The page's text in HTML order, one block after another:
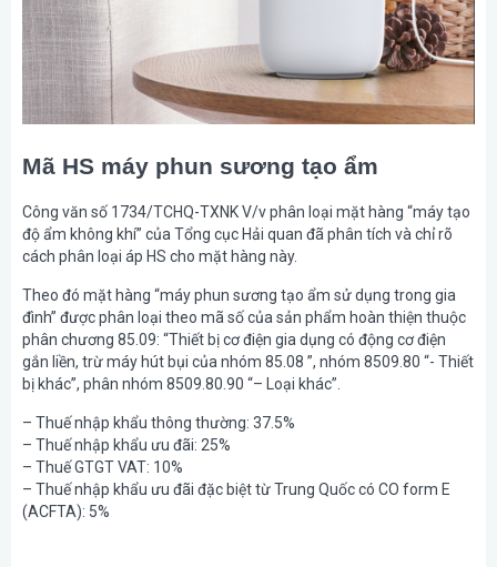
Mã HS máy phun sương tạo ẩm
Công văn số 1734/TCHQ-TXNK V/v phân loại mặt hàng “máy tạo
độ ẩm không khí” của Tổng cục Hải quan đã phân tích và chỉ rõ
cách phân loại áp HS cho mặt hàng này.
Theo đó mặt hàng “máy phun sương tạo ẩm sử dụng trong gia
đình” được phân loại theo mã số của sản phẩm hoàn thiện thuộc
phân chương 85.09: “Thiết bị cơ điện gia dụng có động cơ điện
gắn liền, trừ máy hút bụi của nhóm 85.08 ”, nhóm 8509.80 “- Thiết
bị khác”, phân nhóm 8509.80.90 “– Loại khác”.
– Thuế nhập khẩu thông thường: 37.5%
– Thuế nhập khẩu ưu đãi: 25%
– Thuế GTGT VAT: 10%
– Thuế nhập khẩu ưu đãi đặc biệt từ Trung Quốc có CO form E
(ACFTA): 5%